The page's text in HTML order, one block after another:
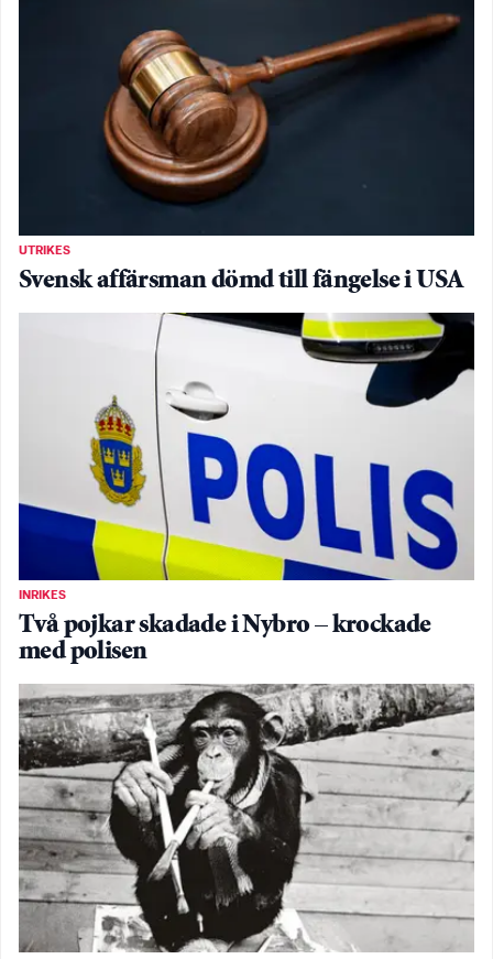
UTRIKES
Svensk affärsman dömd till fängelse i USA
INRIKES
Två pojkar skadade i Nybro – krockade
med polisen